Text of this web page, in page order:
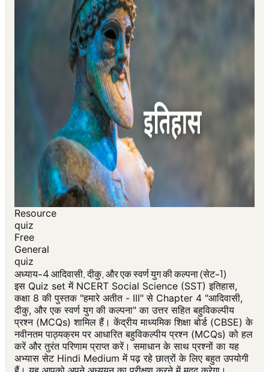
Resource
quiz
Free
General
quiz
अध्याय-4 आदिवासी, दीकु, और एक स्वर्ण युग की कल्पना (सेट-1)
इस Quiz set में NCERT Social Science (SST) इतिहास,
कक्षा 8 की पुस्तक "हमारे अतीत - III" से Chapter 4 "आदिवासी,
दीकु, और एक स्वर्ण युग की कल्पना" का उत्तर सहित बहुविकल्पीय
प्रश्न (MCQs) शामिल हैं। केंद्रीय माध्यमिक शिक्षा बोर्ड (CBSE) के
नवीनतम पाठ्यक्रम पर आधारित बहुविकल्पीय प्रश्न (MCQs) को हल
करें और तुरंत परिणाम प्राप्त करें। समाधान के साथ प्रश्नों का यह
अभ्यास सेट Hindi Medium में पढ़ रहे छात्रों के लिए बहुत उपयोगी